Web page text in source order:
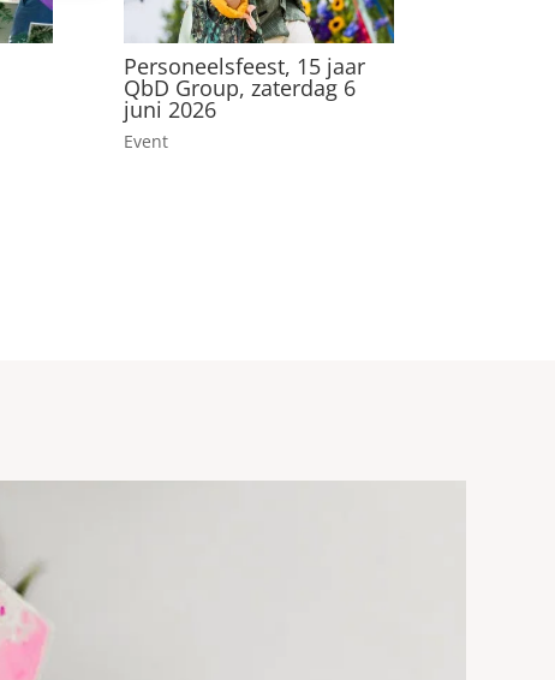
Personeelsfeest, 15 jaar
QbD Group, zaterdag 6
juni 2026
Event